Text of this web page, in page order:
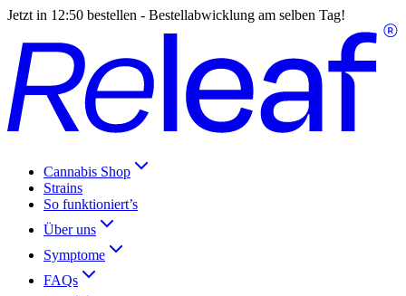
Jetzt in 12:50 bestellen - Bestellabwicklung am selben Tag!
Cannabis Shop
Strains
So funktioniert’s
Über uns
Symptome
FAQs